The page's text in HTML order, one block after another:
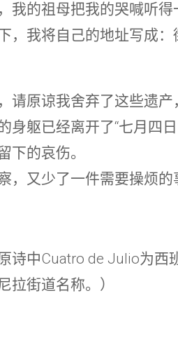
我的祖母把我的哭喊听得
，我将自己的地址写成：
请原谅我舍弃了这些遗产
身躯已经离开了“七月四
下的哀伤。
，又少了一件需要操烦
原诗中Cuatro de Julio为西
拉街道名称。）